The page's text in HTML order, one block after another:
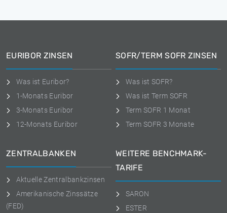
EURIBOR ZINSEN
Was ist Euribor?
1-Monats Euribor
3-Monats Euribor
12-Monats Euribor
SOFR/TERM SOFR ZINSEN
Was ist SOFR?
Was ist Term SOFR
Term SOFR 1 Monat
Term SOFR 3 Monate
ZENTRALBANKEN
Aktuelle Zentralbankzinsen
Amerikanische Zinssätze
(FED)
WEITERE BENCHMARK-
TARIFE
SARON
ESTER